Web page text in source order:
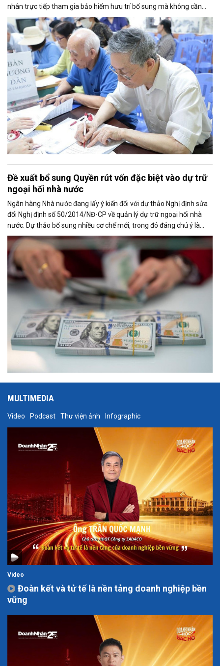
nhân trực tiếp tham gia bảo hiểm hưu trí bổ sung mà không cần
thông qua người sử dụng lao động. Dự thảo cũng điều chỉnh cách
tính thời gian đóng bảo hiểm xã hội nhằm bảo đảm quyền lợi cho
người tham gia.
Đề xuất bổ sung Quyền rút vốn đặc biệt vào dự trữ
ngoại hối nhà nước
Ngân hàng Nhà nước đang lấy ý kiến đối với dự thảo Nghị định sửa
đổi Nghị định số 50/2014/NĐ-CP về quản lý dự trữ ngoại hối nhà
nước. Dự thảo bổ sung nhiều cơ chế mới, trong đó đáng chú ý là
việc đưa Quyền rút vốn đặc biệt (SDR) của Quỹ Tiền tệ Quốc tế
(IMF) vào nguồn hình thành dự trữ ngoại hối quốc gia.
MULTIMEDIA
Video Podcast Thư viện ảnh Infographic
Video
Đoàn kết và tử tế là nền tảng doanh nghiệp bền
vững